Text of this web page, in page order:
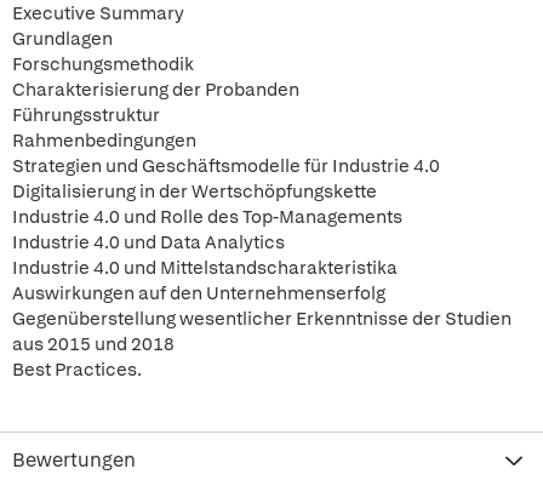
Executive Summary
Grundlagen
Forschungsmethodik
Charakterisierung der Probanden
Führungsstruktur
Rahmenbedingungen
Strategien und Geschäftsmodelle für Industrie 4.0
Digitalisierung in der Wertschöpfungskette
Industrie 4.0 und Rolle des Top-Managements
Industrie 4.0 und Data Analytics
Industrie 4.0 und Mittelstandscharakteristika
Auswirkungen auf den Unternehmenserfolg
Gegenüberstellung wesentlicher Erkenntnisse der Studien
aus 2015 und 2018
Best Practices.
Bewertungen